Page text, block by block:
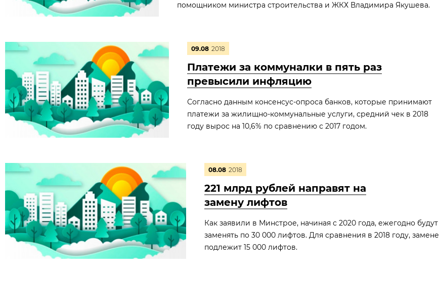
помощником министра строительства и ЖКХ Владимира Якушева.
09.08 2018
Платежи за коммуналки в пять раз
превысили инфляцию
Согласно данным консенсус-опроса банков, которые принимают
платежи за жилищно-коммунальные услуги, средний чек в 2018
году вырос на 10,6% по сравнению с 2017 годом.
08.08 2018
221 млрд рублей направят на
замену лифтов
Как заявили в Минстрое, начиная с 2020 года, ежегодно будут
заменять по 30 000 лифтов. Для сравнения в 2018 году, замене
подлежит 15 000 лифтов.